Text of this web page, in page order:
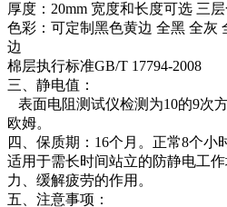
厚度：20mm 宽度和长度可选 三
色彩：可定制黑色黄边 全黑 全灰
边
棉层执行标准GB/T 17794-2008
三、静电值：
表面电阻测试仪检测为10的9次
欧姆。
四、保质期：16个月。正常8个小
适用于需长时间站立的防静电工
力、缓解疲劳的作用。
五、注意事项：